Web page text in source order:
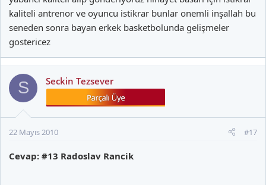
kaliteli antrenor ve oyuncu istikrar bunlar onemli inşallah bu
seneden sonra bayan erkek basketbolunda gelişmeler
gostericez
S Seckin Tezsever
22 Mayıs 2010 #17
Cevap: #13 Radoslav Rancik